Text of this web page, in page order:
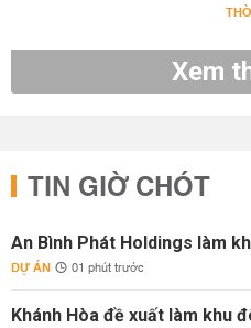
Xem
TIN GIỜ CHÓT
An Bình Phát Holdings làm
DỰ ÁN 01 phút trước
Khánh Hòa đề xuất làm khu